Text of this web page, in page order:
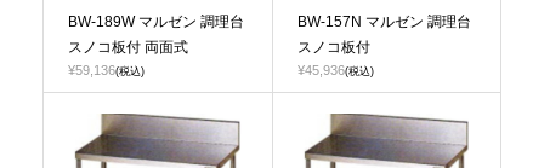
BW-189W マルゼン 調理台
スノコ板付 両面式
¥59,136(税込)
BW-157N マルゼン 調理台
スノコ板付
¥45,936(税込)